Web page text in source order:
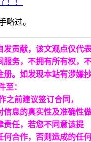
略过。
发贡献，该文观点仅代
服务，不拥有所有权，
册。如发现本站有涉嫌
至：
之前建议签订合同，
息的真实性及准确性
责任，若您不同意该提
何合作，否则造成的任